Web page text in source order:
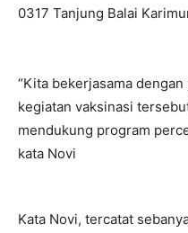
0317 Tanjung Balai
“Kita bekerjasama
kegiatan vaksinasi
mendukung program
kata Novi
Kata Novi, tercatat